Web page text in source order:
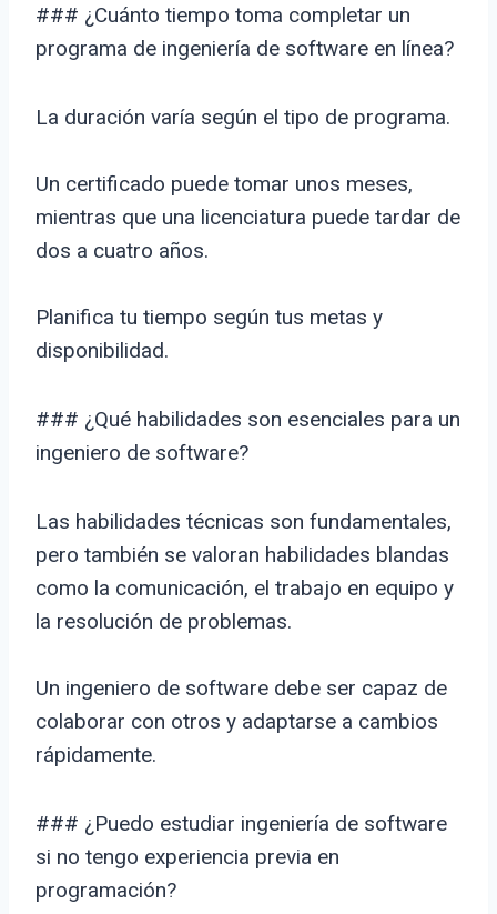
### ¿Cuánto tiempo toma completar un
programa de ingeniería de software en línea?
La duración varía según el tipo de programa.
Un certificado puede tomar unos meses,
mientras que una licenciatura puede tardar de
dos a cuatro años.
Planifica tu tiempo según tus metas y
disponibilidad.
### ¿Qué habilidades son esenciales para un
ingeniero de software?
Las habilidades técnicas son fundamentales,
pero también se valoran habilidades blandas
como la comunicación, el trabajo en equipo y
la resolución de problemas.
Un ingeniero de software debe ser capaz de
colaborar con otros y adaptarse a cambios
rápidamente.
### ¿Puedo estudiar ingeniería de software
si no tengo experiencia previa en
programación?